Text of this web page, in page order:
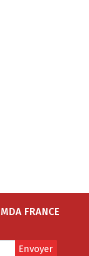
FRANCE
Envoyer